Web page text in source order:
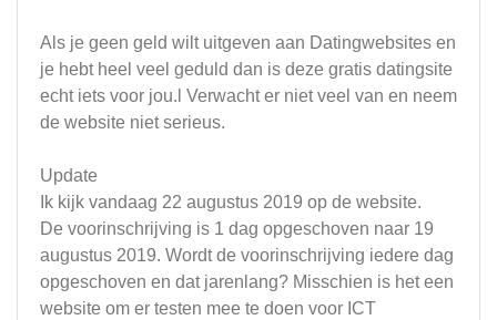
Als je geen geld wilt uitgeven aan Datingwebsites en
je hebt heel veel geduld dan is deze gratis datingsite
echt iets voor jou.l Verwacht er niet veel van en neem
de website niet serieus.
Update
Ik kijk vandaag 22 augustus 2019 op de website.
De voorinschrijving is 1 dag opgeschoven naar 19
augustus 2019. Wordt de voorinschrijving iedere dag
opgeschoven en dat jarenlang? Misschien is het een
website om er testen mee te doen voor ICT